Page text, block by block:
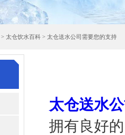
> 太仓饮水百科 > 太仓送水公司需要您的支持
太仓送水
拥有良好